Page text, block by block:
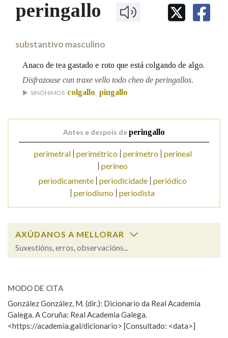
IDENTIDADE CORPORATIVA
MARCIAL DEL ADALID
FIGURAS HOMENAXEADAS
PRIMAVERA DAS LETRAS
PORTAL DAS PALABRAS
Facebook
TwitterYoutubeInstagramBluesky
BUSCAR NOS LEMAS
BUSCAR NO CONTIDO
Nas definicións
Na fraseoloxía
OUTRAS OPCIÓNS DE BUSCA
Marcas gramaticais
peringallo
substantivo masculino
Anaco de tea gastado e roto que está colgando de algo.
Disfrazouse cun traxe vello todo cheo de peringallos.
SINÓNIMOS colgallo pingallo
Antes e despois deperingallo
perimetral perimétrico perímetro
perineal
perineo
periodicamente periodicidade periódico
periodismo periodista
AXÚDANOS A MELLORAR
Suxestións, erros, observacións...
ESCOLLE UNHA OPCIÓN:
Observación Hai un erro na palabra
Propoño mellorar a definición
MODO DE CITA
González González, M. (dir.): Dicionario da Real Academia
Galega. A Coruña: Real Academia Galega.
<https://academia.gal/dicionario> [Consultado: <data>]